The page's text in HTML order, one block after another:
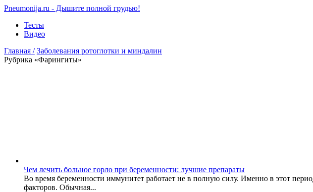
Pneumonija.ru - Дышите полной грудью!
Тесты
Видео
Главная / Заболевания ротоглотки и миндалин
Рубрика «Фарингиты»
Чем лечить больное горло при беременности: лучшие препараты
Во время беременности иммунитет работает не в полную силу. Именно в этот
факторов. Обычная...